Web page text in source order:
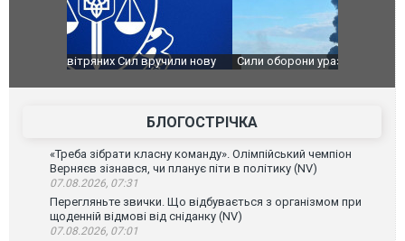
Сили оборони уразили Ярославський НПЗ:
атаку. ВІДЕО
Неймар
БЛОГОСТРІЧКА
«Треба зібрати класну команду». Олімпійський чемпіон
Верняєв зізнався, чи планує піти в політику (NV)
07.08.2026, 07:31
Перегляньте звички. Що відбувається з організмом при
щоденній відмові від сніданку (NV)
07.08.2026, 07:01